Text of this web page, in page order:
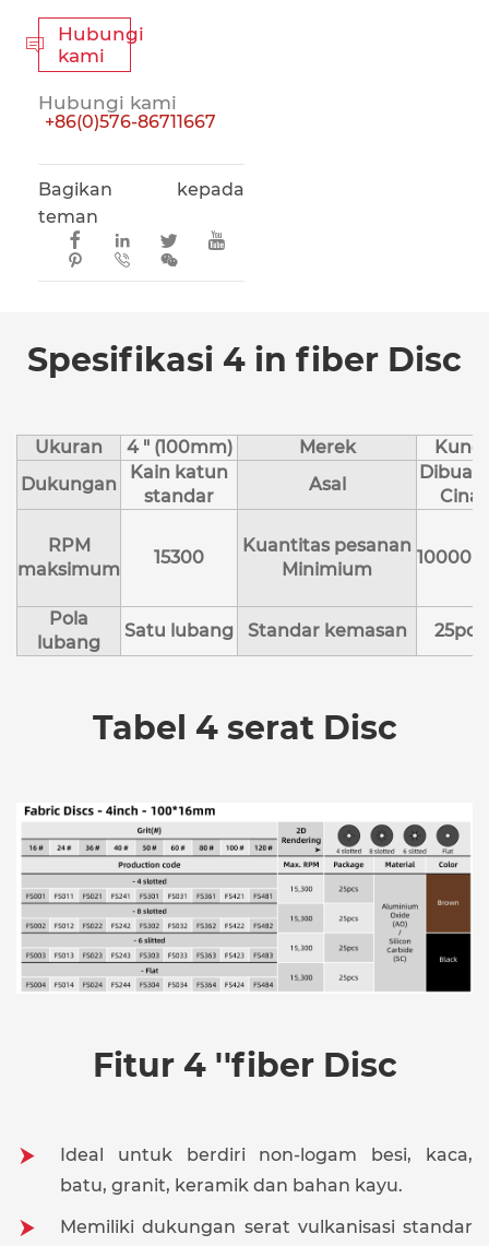

Hubungi
kami
Hubungi kami
+86(0)576-86711667
Bagikan kepada
teman
  


 
Spesifikasi 4 in fiber Disc
Ukuran 4 " (100mm) Merek
Kunci
Dukungan
Kain katun
standar
Asal
Dibuat
Cina
RPM
maksimum
15300
Kuantitas pesanan
Minimium
Pola
lubang
Satu lubang Standar kemasan 25pcs
Tabel 4 serat Disc
Fitur 4 ''fiber Disc
Ideal untuk berdiri non-logam besi, kaca,
batu, granit, keramik dan bahan kayu.
Memiliki dukungan serat vulkanisasi standar